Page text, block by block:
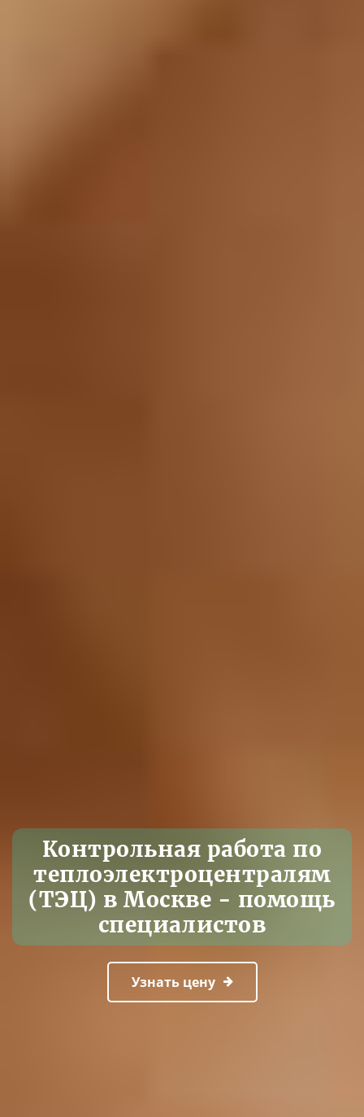
Контрольная работа по
теплоэлектроцентралям
(ТЭЦ) в Москве - помощь
специалистов
Узнать цену